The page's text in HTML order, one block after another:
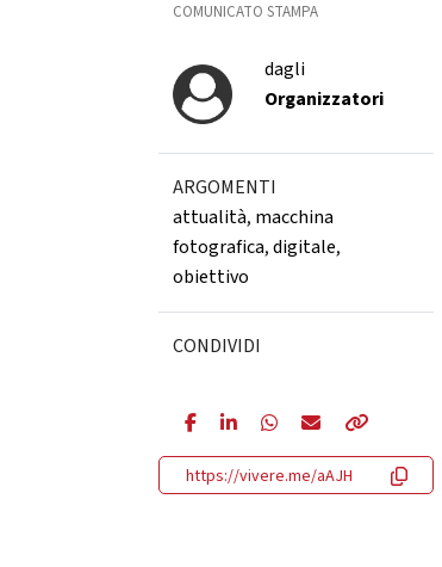
COMUNICATO STAMPA
dagli
Organizzatori
ARGOMENTI
attualità, macchina
fotografica,digitale,
obiettivo
CONDIVIDI
https://vivere.me/aAJH